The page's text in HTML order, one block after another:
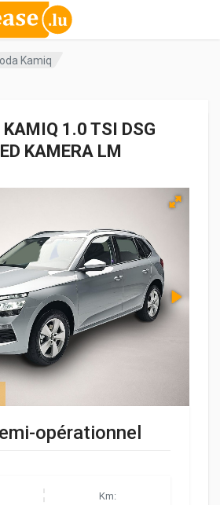
Kamiq
opérationnel
Km:
1.0 TSI DSG
KAMERA LM